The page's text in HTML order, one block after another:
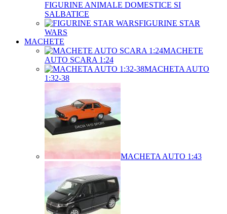
FIGURINE ANIMALE DOMESTICE SI
SALBATICE
FIGURINE STAR
WARS
MACHETE
MACHETE
AUTO SCARA 1:24
MACHETA AUTO
1:32-38
MACHETA AUTO 1:43